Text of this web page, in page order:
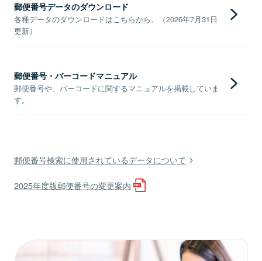
郵便番号データのダウンロード
各種データのダウンロードはこちらから。（2026年7月31日
更新）
郵便番号・バーコードマニュアル
郵便番号や、バーコードに関するマニュアルを掲載していま
す。
郵便番号検索に使用されているデータについて
2025年度版郵便番号の変更案内